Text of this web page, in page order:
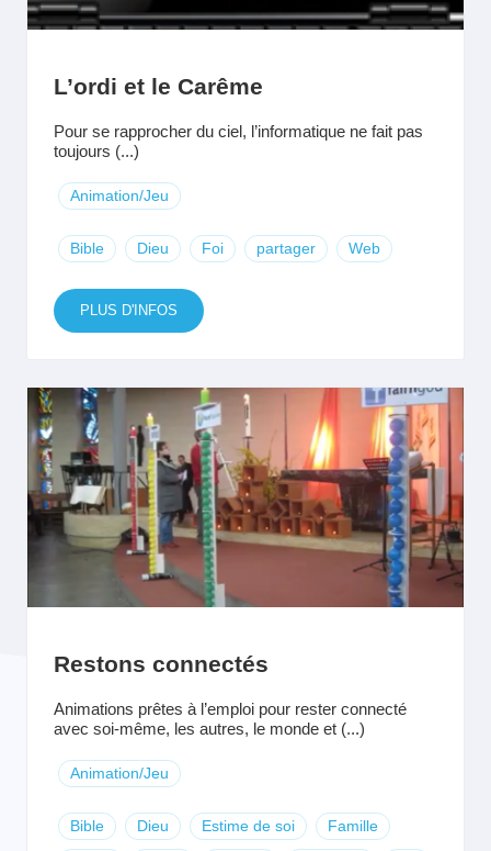
L’ordi et le Carême
Pour se rapprocher du ciel, l’informatique ne fait pas
toujours (...)
Animation/Jeu
Bible Dieu Foi partager Web
PLUS D'INFOS
Restons connectés
Animations prêtes à l’emploi pour rester connecté
avec soi-même, les autres, le monde et (...)
Animation/Jeu
Bible Dieu Estime de soi Famille